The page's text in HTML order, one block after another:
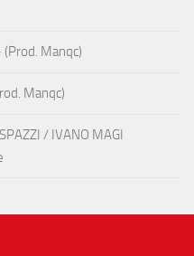
Manqc)
Manqc)
/ IVANO MAGI